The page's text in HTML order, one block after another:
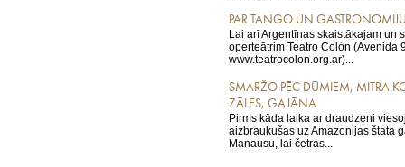
PAR TANGO UN
Lai arī Argentīnas skaistākajam un
operteātrim Teatro Colón (Avenida
www.teatrocolon.org.ar)...
SMARŽO PĒC DŪMIEM, MITRA
ZĀLES, GAJĀNA
Pirms kāda laika ar draudzeni
aizbraukušas uz Amazonijas štata
Manausu, lai četras...